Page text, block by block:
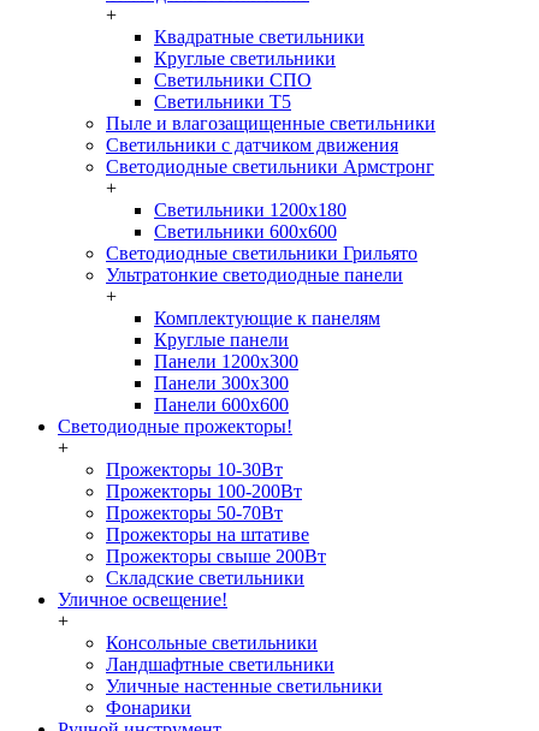
+
Квадратные светильники
Круглые светильники
Светильники СПО
Светильники Т5
Пыле и влагозащищенные светильники
Светильники с датчиком движения
Светодиодные светильники Армстронг
+
Светильники 1200х180
Светильники 600х600
Светодиодные светильники Грильято
Ультратонкие светодиодные панели
+
Комплектующие к панелям
Круглые панели
Панели 1200х300
Панели 300х300
Панели 600х600
Светодиодные прожекторы!
+
Прожекторы 10-30Вт
Прожекторы 100-200Вт
Прожекторы 50-70Вт
Прожекторы на штативе
Прожекторы свыше 200Вт
Складские светильники
Уличное освещение!
+
Консольные светильники
Ландшафтные светильники
Уличные настенные светильники
Фонарики